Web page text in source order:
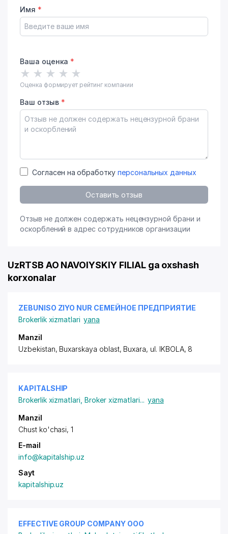
Имя *
Ваша оценка *
★ ★ ★ ★ ★
Оценка формирует рейтинг компании
Ваш отзыв *
Согласен на обработку персональных данных
Оставить отзыв
Отзыв не должен содержать нецензурной брани и
оскорблений в адрес сотрудников организации
UzRTSB AO NAVOIYSKIY FILIAL ga oxshash
korxonalar
ZEBUNISO ZIYO NUR СЕМЕЙНОЕ ПРЕДПРИЯТИЕ
Brokerlik xizmatlari yana
Manzil
Uzbekistan, Buxarskaya oblast, Buxara, ul. IKBOLA, 8
KAPITALSHIP
Brokerlik xizmatlari Broker xizmatlari... yana
Manzil
Chust ko'chasi, 1
E-mail
info@kapitalship.uz
Sayt
kapitalship.uz
EFFECTIVE GROUP COMPANY ООО